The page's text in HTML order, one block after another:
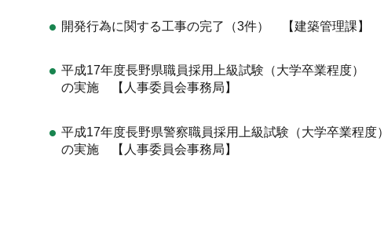
開発行為に関する工事の完了（3件） 【建築管理課】
平成17年度長野県職員採用上級試験（大学卒業程度）
の実施 【人事委員会事務局】
平成17年度長野県警察職員採用上級試験（大学卒業程度）
の実施 【人事委員会事務局】